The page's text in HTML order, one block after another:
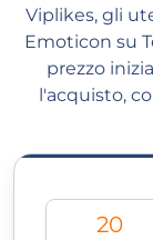
Viplikes, gli
Emoticon su
prezzo
l'acquisto,
20